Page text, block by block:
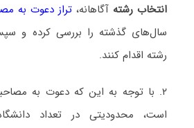
انتخاب رشته آگاهانه، تراز دعوت به
سال‌های گذشته را بررسی کرده و
رشته اقدام کنند.
۲. با توجه به این که دعوت به
است، محدودیتی در تعداد